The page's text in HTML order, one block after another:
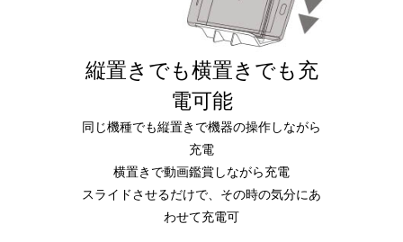
縦置きでも横置きでも充
電可能
同じ機種でも縦置きで機器の操作しながら
充電
横置きで動画鑑賞しながら充電
スライドさせるだけで、その時の気分にあ
わせて充電可